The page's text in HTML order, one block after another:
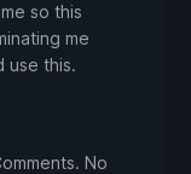
so this
me
use this.
No